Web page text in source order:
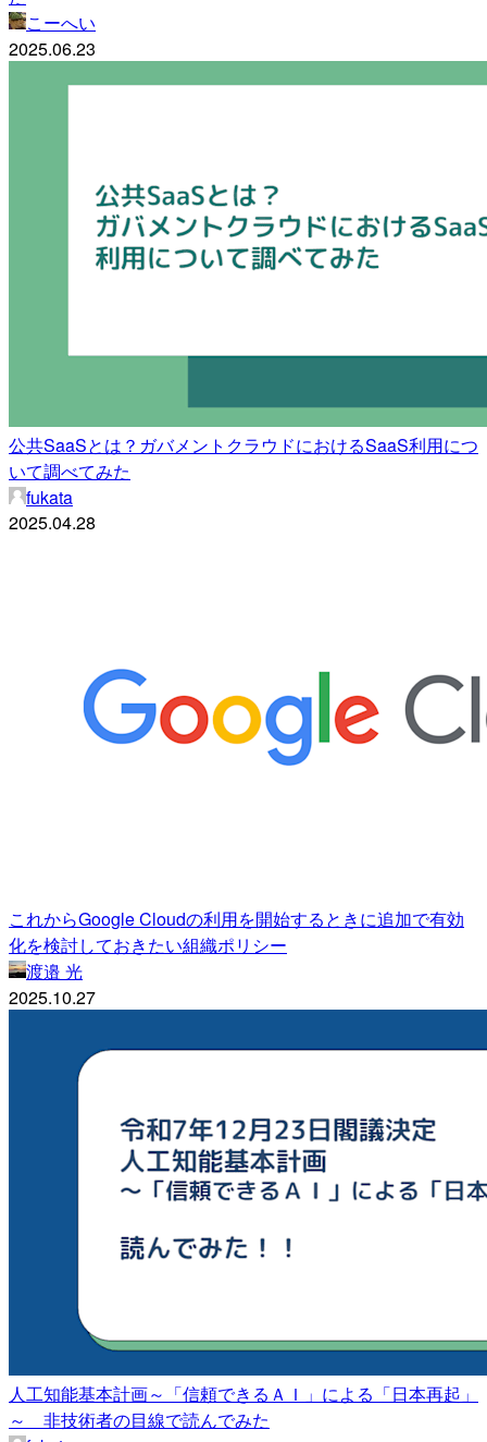
こーへい
2025.06.23
公共SaaSとは？ガバメントクラウドにおけるSaaS利用につ
いて調べてみた
fukata
2025.04.28
これからGoogle Cloudの利用を開始するときに追加で有効
化を検討しておきたい組織ポリシー
渡邉 光
2025.10.27
人工知能基本計画～「信頼できるＡＩ」による「日本再起」
～ 非技術者の目線で読んでみた